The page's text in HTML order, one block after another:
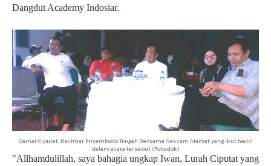
Dangdut Academy Indosiar.
Camat Ciputat, Bachtiar Priyambodo Tengah Bersama Sekcam Mamat yang ikut hadir
dalam acara tersebut (Foto:dok)
"Allhamdulillah, saya bahagia ungkap Iwan, Lurah Ciputat yang